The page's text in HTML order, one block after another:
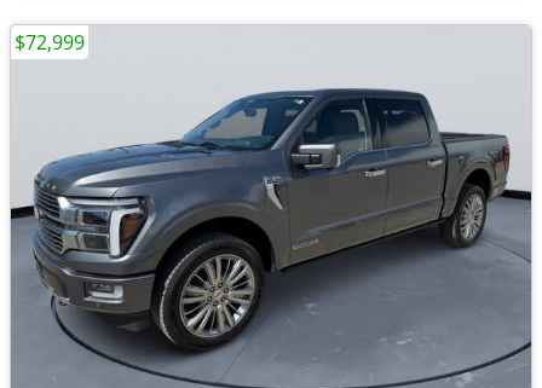
$72,999